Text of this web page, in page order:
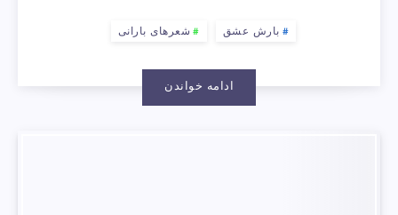
بارش عشق شعرهای بارانی
ادامه خواندن